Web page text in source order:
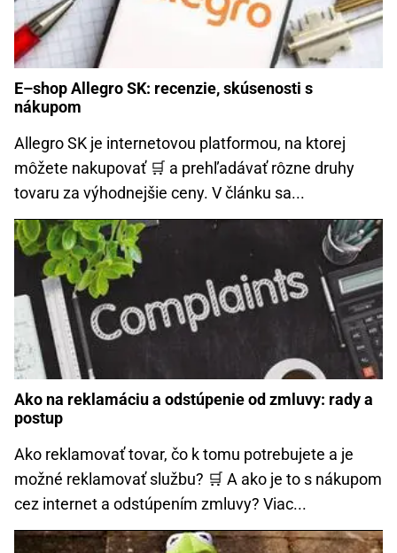
E–shop Allegro SK: recenzie, skúsenosti s
nákupom
Allegro SK je internetovou platformou, na ktorej
môžete nakupovať 🛒 a prehľadávať rôzne druhy
tovaru za výhodnejšie ceny. V článku sa...
Ako na reklamáciu a odstúpenie od zmluvy: rady a
postup
Ako reklamovať tovar, čo k tomu potrebujete a je
možné reklamovať službu? 🛒 A ako je to s nákupom
cez internet a odstúpením zmluvy? Viac...